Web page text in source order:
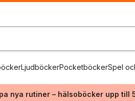
LjudböckerPocketböckerSpel
nya rutiner – hälsoböcker upp till